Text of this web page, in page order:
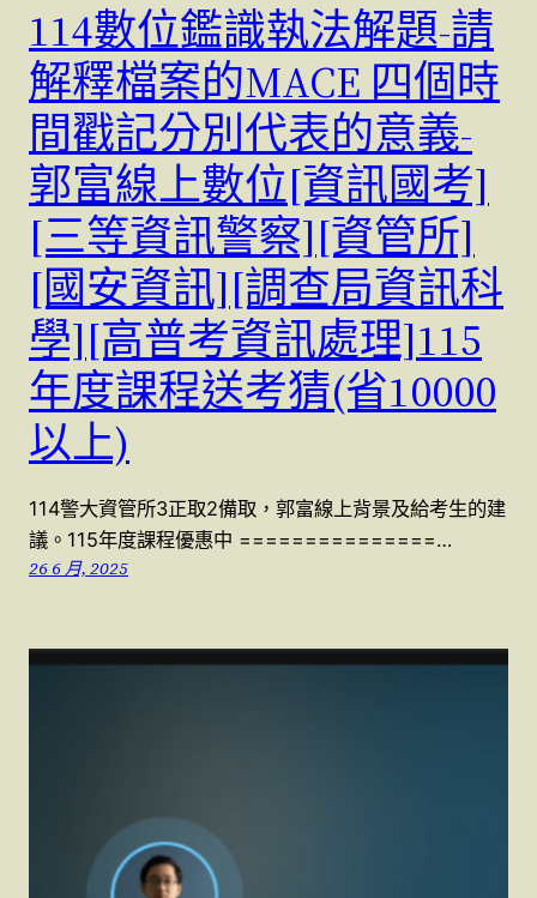
114數位鑑識執法解題-請
解釋檔案的MACE 四個時
間戳記分別代表的意義-
郭富線上數位[資訊國考]
[三等資訊警察][資管所]
[國安資訊][調查局資訊科
學][高普考資訊處理]115
年度課程送考猜(省10000
以上)
114警大資管所3正取2備取，郭富線上背景及給考生的建
議。115年度課程優惠中 ===============…
26 6 月, 2025